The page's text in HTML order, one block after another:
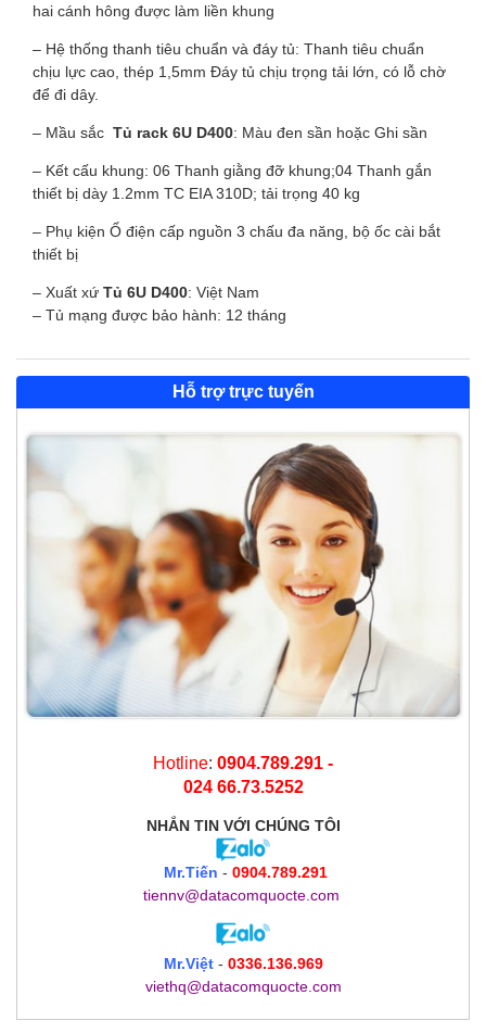
hai cánh hông được làm liền khung
– Hệ thống thanh tiêu chuẩn và đáy tủ: Thanh tiêu chuẩn
chịu lực cao, thép 1,5mm Đáy tủ chịu trọng tải lớn, có lỗ chờ
để đi dây.
– Mầu sắc Tủ rack 6U D400: Màu đen sần hoặc Ghi sần
– Kết cấu khung: 06 Thanh giằng đỡ khung;04 Thanh gắn
thiết bị dày 1.2mm TC EIA 310D; tải trọng 40 kg
– Phụ kiện Ổ điện cấp nguồn 3 chấu đa năng, bộ ốc cài bắt
thiết bị
– Xuất xứ Tủ 6U D400: Việt Nam
– Tủ mạng được bảo hành: 12 tháng
Hỗ trợ trực tuyến
Hotline: 0904.789.291 -
024 66.73.5252
NHẮN TIN VỚI CHÚNG TÔI
Mr.Tiến - 0904.789.291
tiennv@datacomquocte.com
Mr.Việt- 0336.136.969
viethq@datacomquocte.com